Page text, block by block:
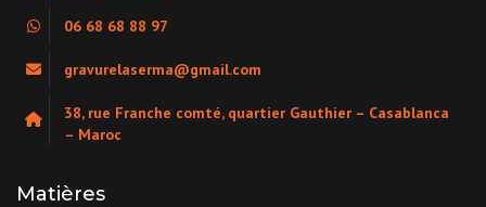
06 68 68 88 97
gravurelaserma@gmail.com
38, rue Franche comté, quartier Gauthier – Casablanca
– Maroc
Matières